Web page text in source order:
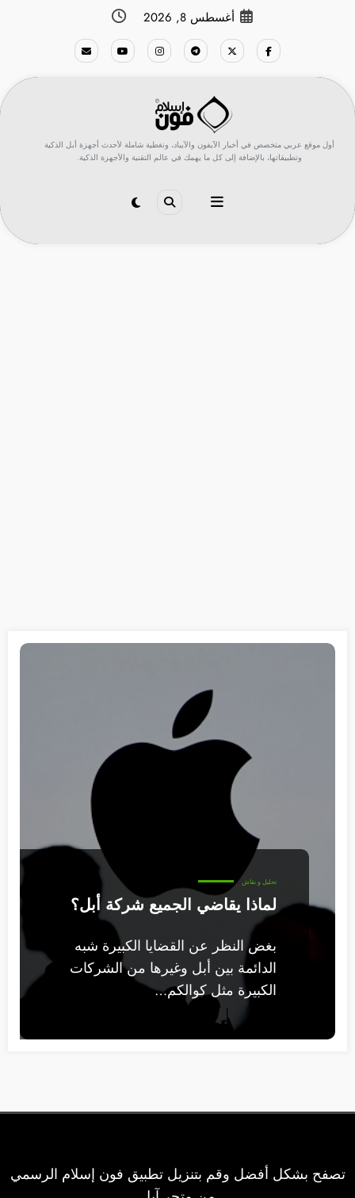
أغسطس 8, 2026
أول موقع عربي متخصص في أخبار الآيفون والآيباد، وتغطية شاملة لأحدث أجهزة أبل الذكية
وتطبيقاتها، بالإضافة إلى كل ما يهمك في عالم التقنية والأجهزة الذكية.
تحليل و نقاش
لماذا يقاضي الجميع شركة أبل؟
بغض النظر عن القضايا الكبيرة شبه
الدائمة بين أبل وغيرها من الشركات
الكبيرة مثل كوالكم…
تصفح بشكل أفضل وقم بتنزيل تطبيق فون إسلام الرسمي